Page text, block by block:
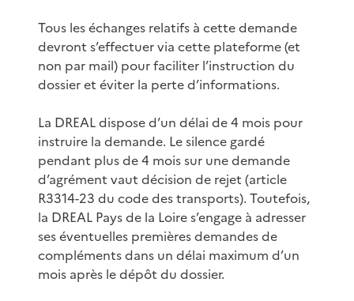
Tous les échanges relatifs à cette demande
devront s’effectuer via cette plateforme (et
non par mail) pour faciliter l’instruction du
dossier et éviter la perte d’informations.
La DREAL dispose d’un délai de 4 mois pour
instruire la demande. Le silence gardé
pendant plus de 4 mois sur une demande
d’agrément vaut décision de rejet (article
R3314-23 du code des transports). Toutefois,
la DREAL Pays de la Loire s’engage à adresser
ses éventuelles premières demandes de
compléments dans un délai maximum d’un
mois après le dépôt du dossier.